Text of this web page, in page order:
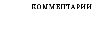
КОММЕНТАРИИ